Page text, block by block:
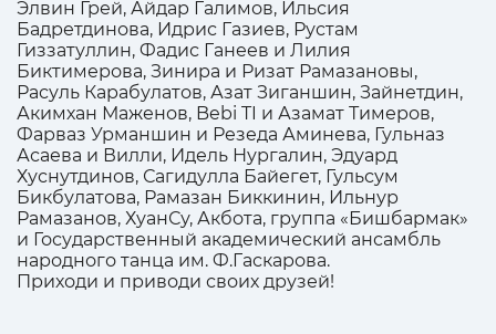
Элвин Грей, Айдар Галимов, Ильсия
Бадретдинова, Идрис Газиев, Рустам
Гиззатуллин, Фадис Ганеев и Лилия
Биктимерова, Зинира и Ризат Рамазановы,
Расуль Карабулатов, Азат Зиганшин, Зайнетдин,
Акимхан Маженов, Bebi TI и Азамат Тимеров,
Фарваз Урманшин и Резеда Аминева, Гульназ
Асаева и Вилли, Идель Нургалин, Эдуард
Хуснутдинов, Сагидулла Байегет, Гульсум
Бикбулатова, Рамазан Биккинин, Ильнур
Рамазанов, ХуанСу, Акбота, группа «Бишбармак»
и Государственный академический ансамбль
народного танца им. Ф.Гаскарова.
Приходи и приводи своих друзей!